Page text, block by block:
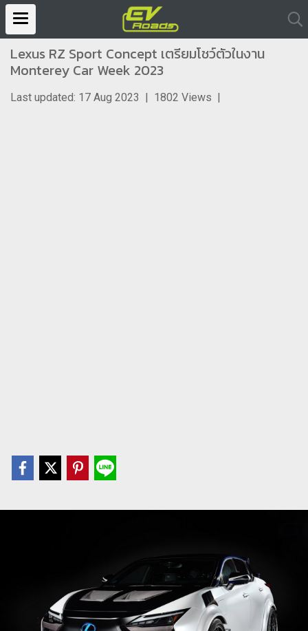
Lexus RZ Sport Concept เตรียมโชว์ตัวในงาน
Monterey Car Week 2023
Last updated: 17 Aug 2023 | 1802 Views |